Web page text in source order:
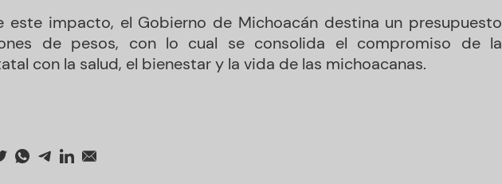
este impacto, el Gobierno de Michoacán destina un presupuesto
de pesos, con lo cual se consolida el compromiso de la
con la salud, el bienestar y la vida de las michoacanas.